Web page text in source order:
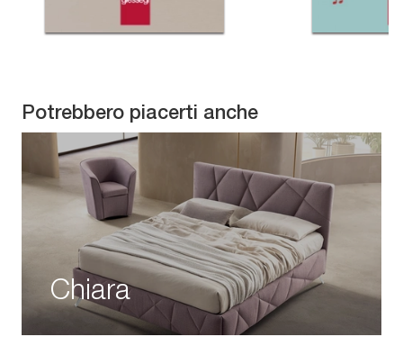
Potrebbero piacerti anche
Chiara